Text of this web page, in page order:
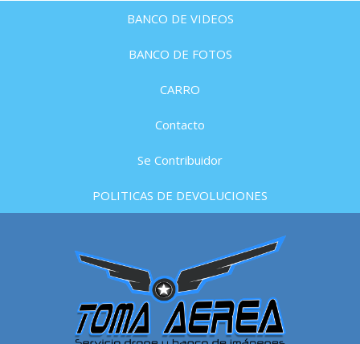
BANCO DE VIDEOS
BANCO DE FOTOS
CARRO
Contacto
Se Contribuidor
POLITICAS DE DEVOLUCIONES